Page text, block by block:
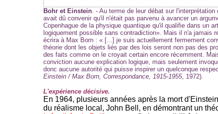
Bohr et Einstein. - Au terme de leur débat sur
avait dû convenir qu'il n'était pas parvenu à avancer un
Copenhague de la physique quantique qu'il qualifie dans un
logiquement possible sans contradiction». Mais il n'a jamais
écrira à Max Born : « [...] je suis actuellement fermement
théorie dont les objets liés par des lois seront non pas des
des faits comme on le croyait certain encore récemment.
conviction aucune explication logique, mais seulement
donc aucune autorité qui puisse inspirer un quelconque
Einstein / Max Born, Correspondance, 1915-1955, 1972).
L'expérience décisive.
En 1964, plusieurs années après la mort
du réalisme local, John Bell, en démontrant un